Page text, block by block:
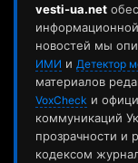
vesti-ua.net
новостей мы
ИМИ и Детектор
материалов
VoxCheck и
коммуникаций
прозрачности и
кодексом